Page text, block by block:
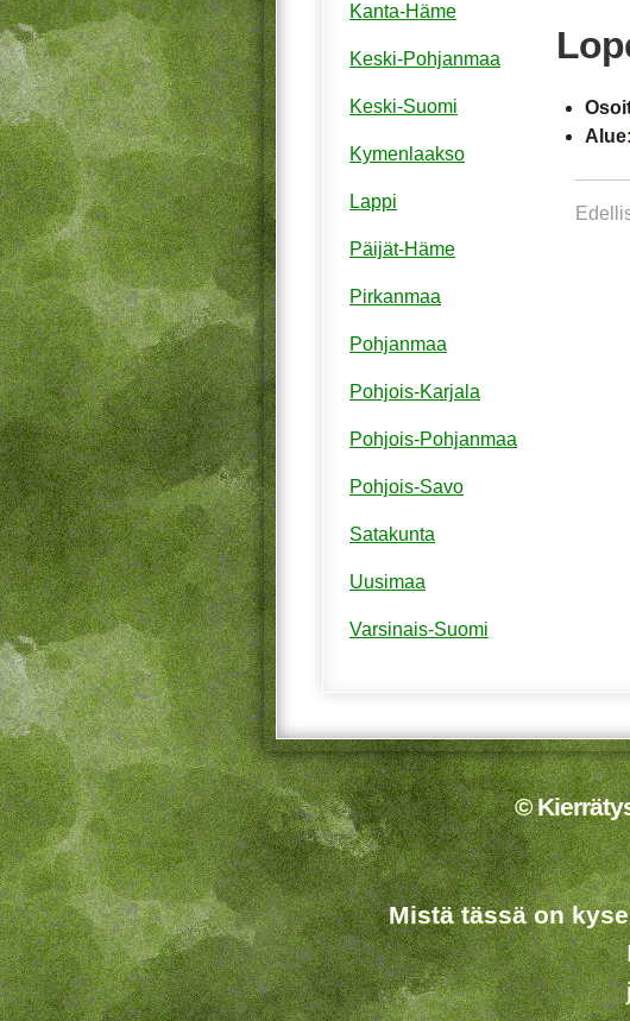
Alue:
Kanta-Häme
Keski-Pohjanmaa
Keski-Suomi
Kymenlaakso
Lappi
Päijät-Häme
Pirkanmaa
Pohjanmaa
Pohjois-Karjala
Pohjois-Pohjanmaa
Pohjois-Savo
Satakunta
Uusimaa
Varsinais-Suomi
©
Mistä tässä on